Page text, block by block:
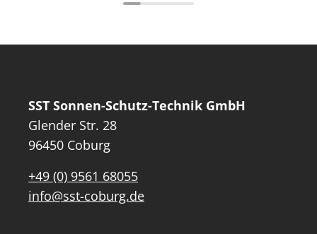
SST Sonnen-Schutz-Technik GmbH
Glender Str. 28
96450 Coburg
+49 (0) 9561 68055
info@sst-coburg.de